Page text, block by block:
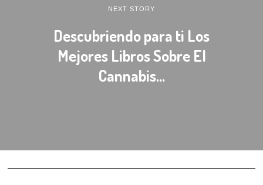
NEXT STORY
Descubriendo para ti Los
Mejores Libros Sobre El
Cannabis…